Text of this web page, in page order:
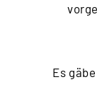
Es